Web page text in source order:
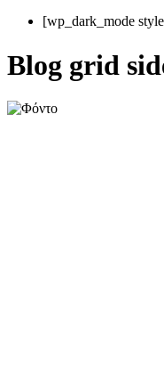
[wp_dark_mode
Blog grid